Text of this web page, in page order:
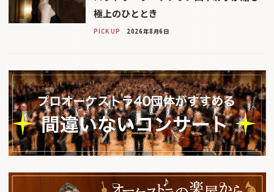
極上のひととき
PICK UP 2026年8月6日